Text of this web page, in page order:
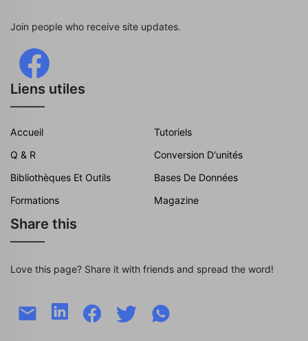
Join people who receive site updates.
Liens utiles
Accueil
Tutoriels
Q & R
Conversion D'unités
Bibliothèques Et Outils
Bases De Données
Formations
Magazine
Share this
Love this page? Share it with friends and spread the word!